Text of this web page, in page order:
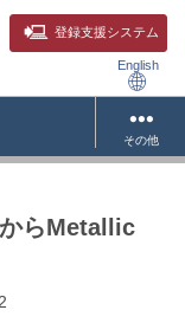
登録支援システム
English
その他
らMetallic